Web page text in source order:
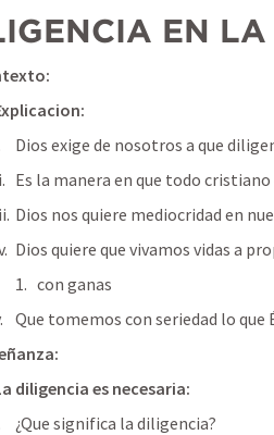
EN
Dios exige de nosotros a que
Es la manera en que todo
Dios nos quiere mediocridad en
Dios quiere que vivamos vidas a
con ganas
Que tomemos con seriedad lo que
diligencia es necesaria:
¿Que significa la diligencia?